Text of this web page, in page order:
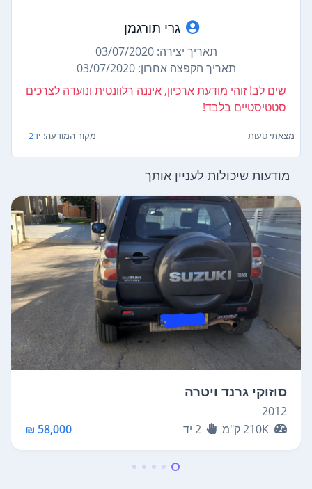
גרי תורגמן
תאריך יצירה: 03/07/2020
תאריך הקפצה אחרון: 03/07/2020
שים לב! זוהי מודעת ארכיון, איננה רלוונטית ונועדה לצרכים
סטטיסטיים בלבד!
מצאתי טעות מקור המודעה: יד2
מודעות שיכולות לעניין אותך
סוזוקי גרנד ויטרה
2012
210Kק"מ 2 יד 58,000 ₪